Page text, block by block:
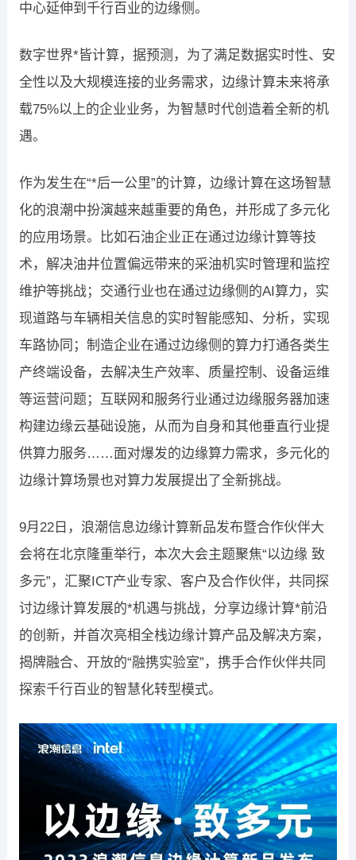
中心延伸到千行百业的边缘侧。
数字世界*皆计算，据预测，为了满足数据实时性、安
全性以及大规模连接的业务需求，边缘计算未来将承
载75%以上的企业业务，为智慧时代创造着全新的机
遇。
作为发生在“*后一公里”的计算，边缘计算在这场智慧
化的浪潮中扮演越来越重要的角色，并形成了多元化
的应用场景。比如石油企业正在通过边缘计算等技
术，解决油井位置偏远带来的采油机实时管理和监控
维护等挑战；交通行业也在通过边缘侧的AI算力，实
现道路与车辆相关信息的实时智能感知、分析，实现
车路协同；制造企业在通过边缘侧的算力打通各类生
产终端设备，去解决生产效率、质量控制、设备运维
等运营问题；互联网和服务行业通过边缘服务器加速
构建边缘云基础设施，从而为自身和其他垂直行业提
供算力服务……面对爆发的边缘算力需求，多元化的
边缘计算场景也对算力发展提出了全新挑战。
9月22日，浪潮信息边缘计算新品发布暨合作伙伴大
会将在北京隆重举行，本次大会主题聚焦“以边缘 致
多元”，汇聚ICT产业专家、客户及合作伙伴，共同探
讨边缘计算发展的*机遇与挑战，分享边缘计算*前沿
的创新，并首次亮相全栈边缘计算产品及解决方案，
揭牌融合、开放的“融携实验室”，携手合作伙伴共同
探索千行百业的智慧化转型模式。